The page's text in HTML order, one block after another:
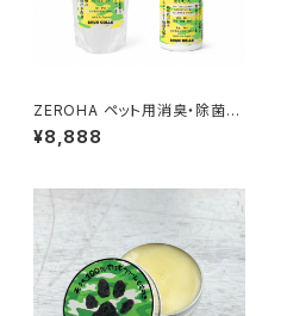
ZEROHA ペット用消臭・除菌ス
プレー レモンユーカリタイ
プ 本体約520mlと詰め替え約
¥8,888